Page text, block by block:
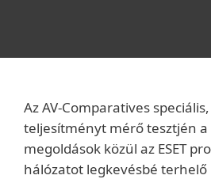
Az AV-Comparatives
teljesítményt mérő tesztjén
megoldások közül az ESET
hálózatot legkevésbé